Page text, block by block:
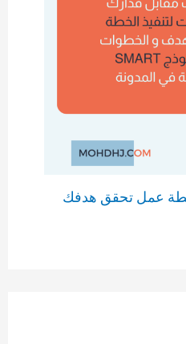
خطة عمل تحقق هدفك